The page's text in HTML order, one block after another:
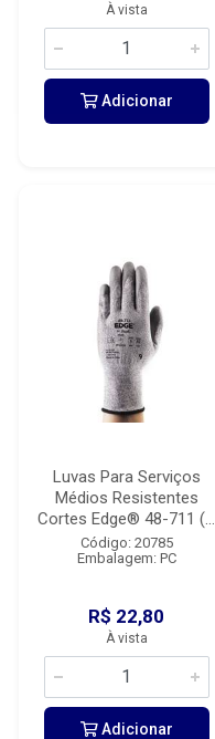
À vista
Adicionar
Luvas Para Serviços
Médios Resistentes
Cortes Edge® 48-711 (...
Código: 20785
Embalagem: PC
R$ 22,80
À vista
Adicionar